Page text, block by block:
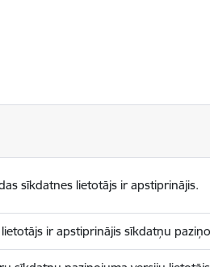
sīkdatnes lietotājs ir apstiprinājis.
ir apstiprinājis sīkdatņu